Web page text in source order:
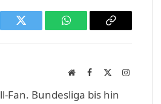
Twitter WhatsAppCopy
WebsiteFacebook
Fan. Bundesliga bis hin